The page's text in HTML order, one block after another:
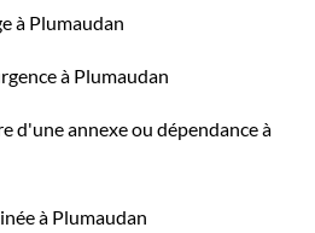
à Plumaudan
à Plumaudan
d'une annexe ou dépendance à
à Plumaudan